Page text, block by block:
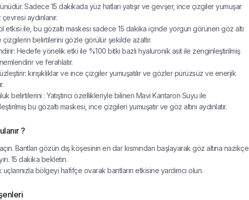
Sadece 15 dakikada yüz hatları yatışır ve gevşer, ince çizgiler yumuşar
aydınlanır.
etkisi ile, bu gözaltı maskesi sadece 15 dakika içinde yorgun görünen göz altı
çizgilerin belirtilerini gözle görülür şekilde azaltır.
Hedefe yönelik etki ile %100 bitki bazlı hyaluronik asit ile zenginleştirilmiş
ve ferahlatır.
kırışıklıklar ve ince çizgiler yumuşatılır ve gözler pürüzsüz ve enerjik
belirtilerini : Yatıştırıcı özellikleriyle bilinen Mavi Kantaron Suyu ile
bu gözaltı maskesi, ince çizgileri yumuşatır ve göz altını aydınlatır.
?
Bantları gözün dış köşesinin en dar kısmından başlayarak göz altına nazikçe
15 dakika bekletin.
uçlarınızla bölgeyi hafifçe ovarak bantların etkisine yardımcı olun.